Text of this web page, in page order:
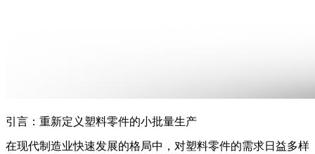
引言：重新定义塑料零件的小批量生产
在现代制造业快速发展的格局中，对塑料零件的需求日益多样